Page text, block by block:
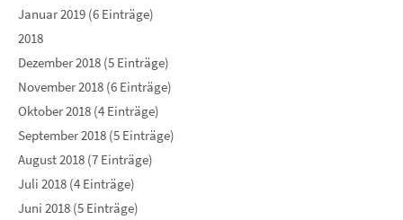
Januar 2019 (6 Einträge)
2018
Dezember 2018 (5 Einträge)
November 2018 (6 Einträge)
Oktober 2018 (4 Einträge)
September 2018 (5 Einträge)
August 2018 (7 Einträge)
Juli 2018 (4 Einträge)
Juni 2018 (5 Einträge)